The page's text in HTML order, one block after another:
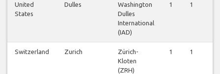
United
States
Dulles
Washington
Dulles
International
(IAD)
1 1
Switzerland Zurich
Zürich-
Kloten
(ZRH)
1 1